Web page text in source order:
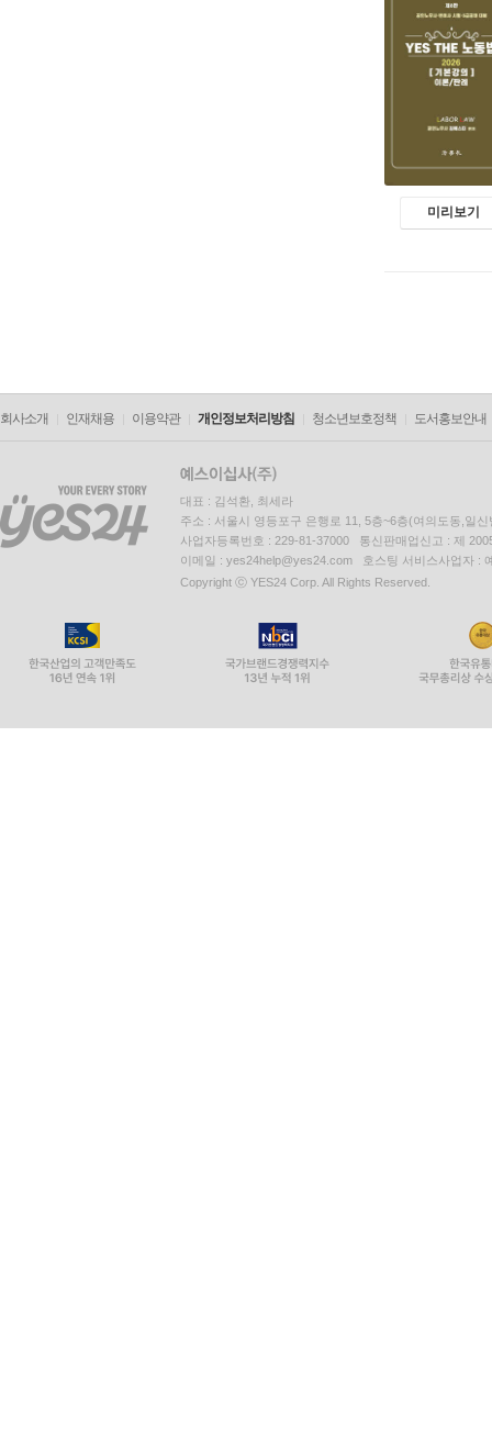
미리보기
회사소개 인재채용 이용약관 개인정보처리방침 청소년보호정책 도서홍보안내
대표 : 김석환, 최세라
주소 : 서울시 영등포구 은행로 11, 5층~6층(여의도동,일신
사업자등록번호 : 229-81-37000 통신판매업신고 : 제
이메일 : yes24help@yes24.com 호스팅 서비스사업자 :
Copyright ⓒ YES24 Corp. All Rights Reserved.